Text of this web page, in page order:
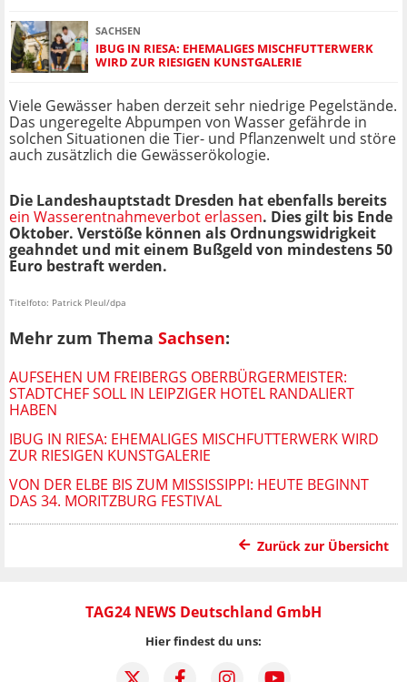
SACHSEN
IBUG IN RIESA: EHEMALIGES MISCHFUTTERWERK
WIRD ZUR RIESIGEN KUNSTGALERIE
Viele Gewässer haben derzeit sehr niedrige Pegelstände.
Das ungeregelte Abpumpen von Wasser gefährde in
solchen Situationen die Tier- und Pflanzenwelt und störe
auch zusätzlich die Gewässerökologie.
Die Landeshauptstadt Dresden hat ebenfalls bereits
ein Wasserentnahmeverbot erlassen. Dies gilt bis Ende
Oktober. Verstöße können als Ordnungswidrigkeit
geahndet und mit einem Bußgeld von mindestens 50
Euro bestraft werden.
Titelfoto: Patrick Pleul/dpa
Mehr zum Thema Sachsen:
AUFSEHEN UM FREIBERGS OBERBÜRGERMEISTER:
STADTCHEF SOLL IN LEIPZIGER HOTEL RANDALIERT
HABEN
IBUG IN RIESA: EHEMALIGES MISCHFUTTERWERK WIRD
ZUR RIESIGEN KUNSTGALERIE
VON DER ELBE BIS ZUM MISSISSIPPI: HEUTE BEGINNT
DAS 34. MORITZBURG FESTIVAL
Zurück zur Übersicht
TAG24 NEWS Deutschland GmbH
Hier findest du uns: